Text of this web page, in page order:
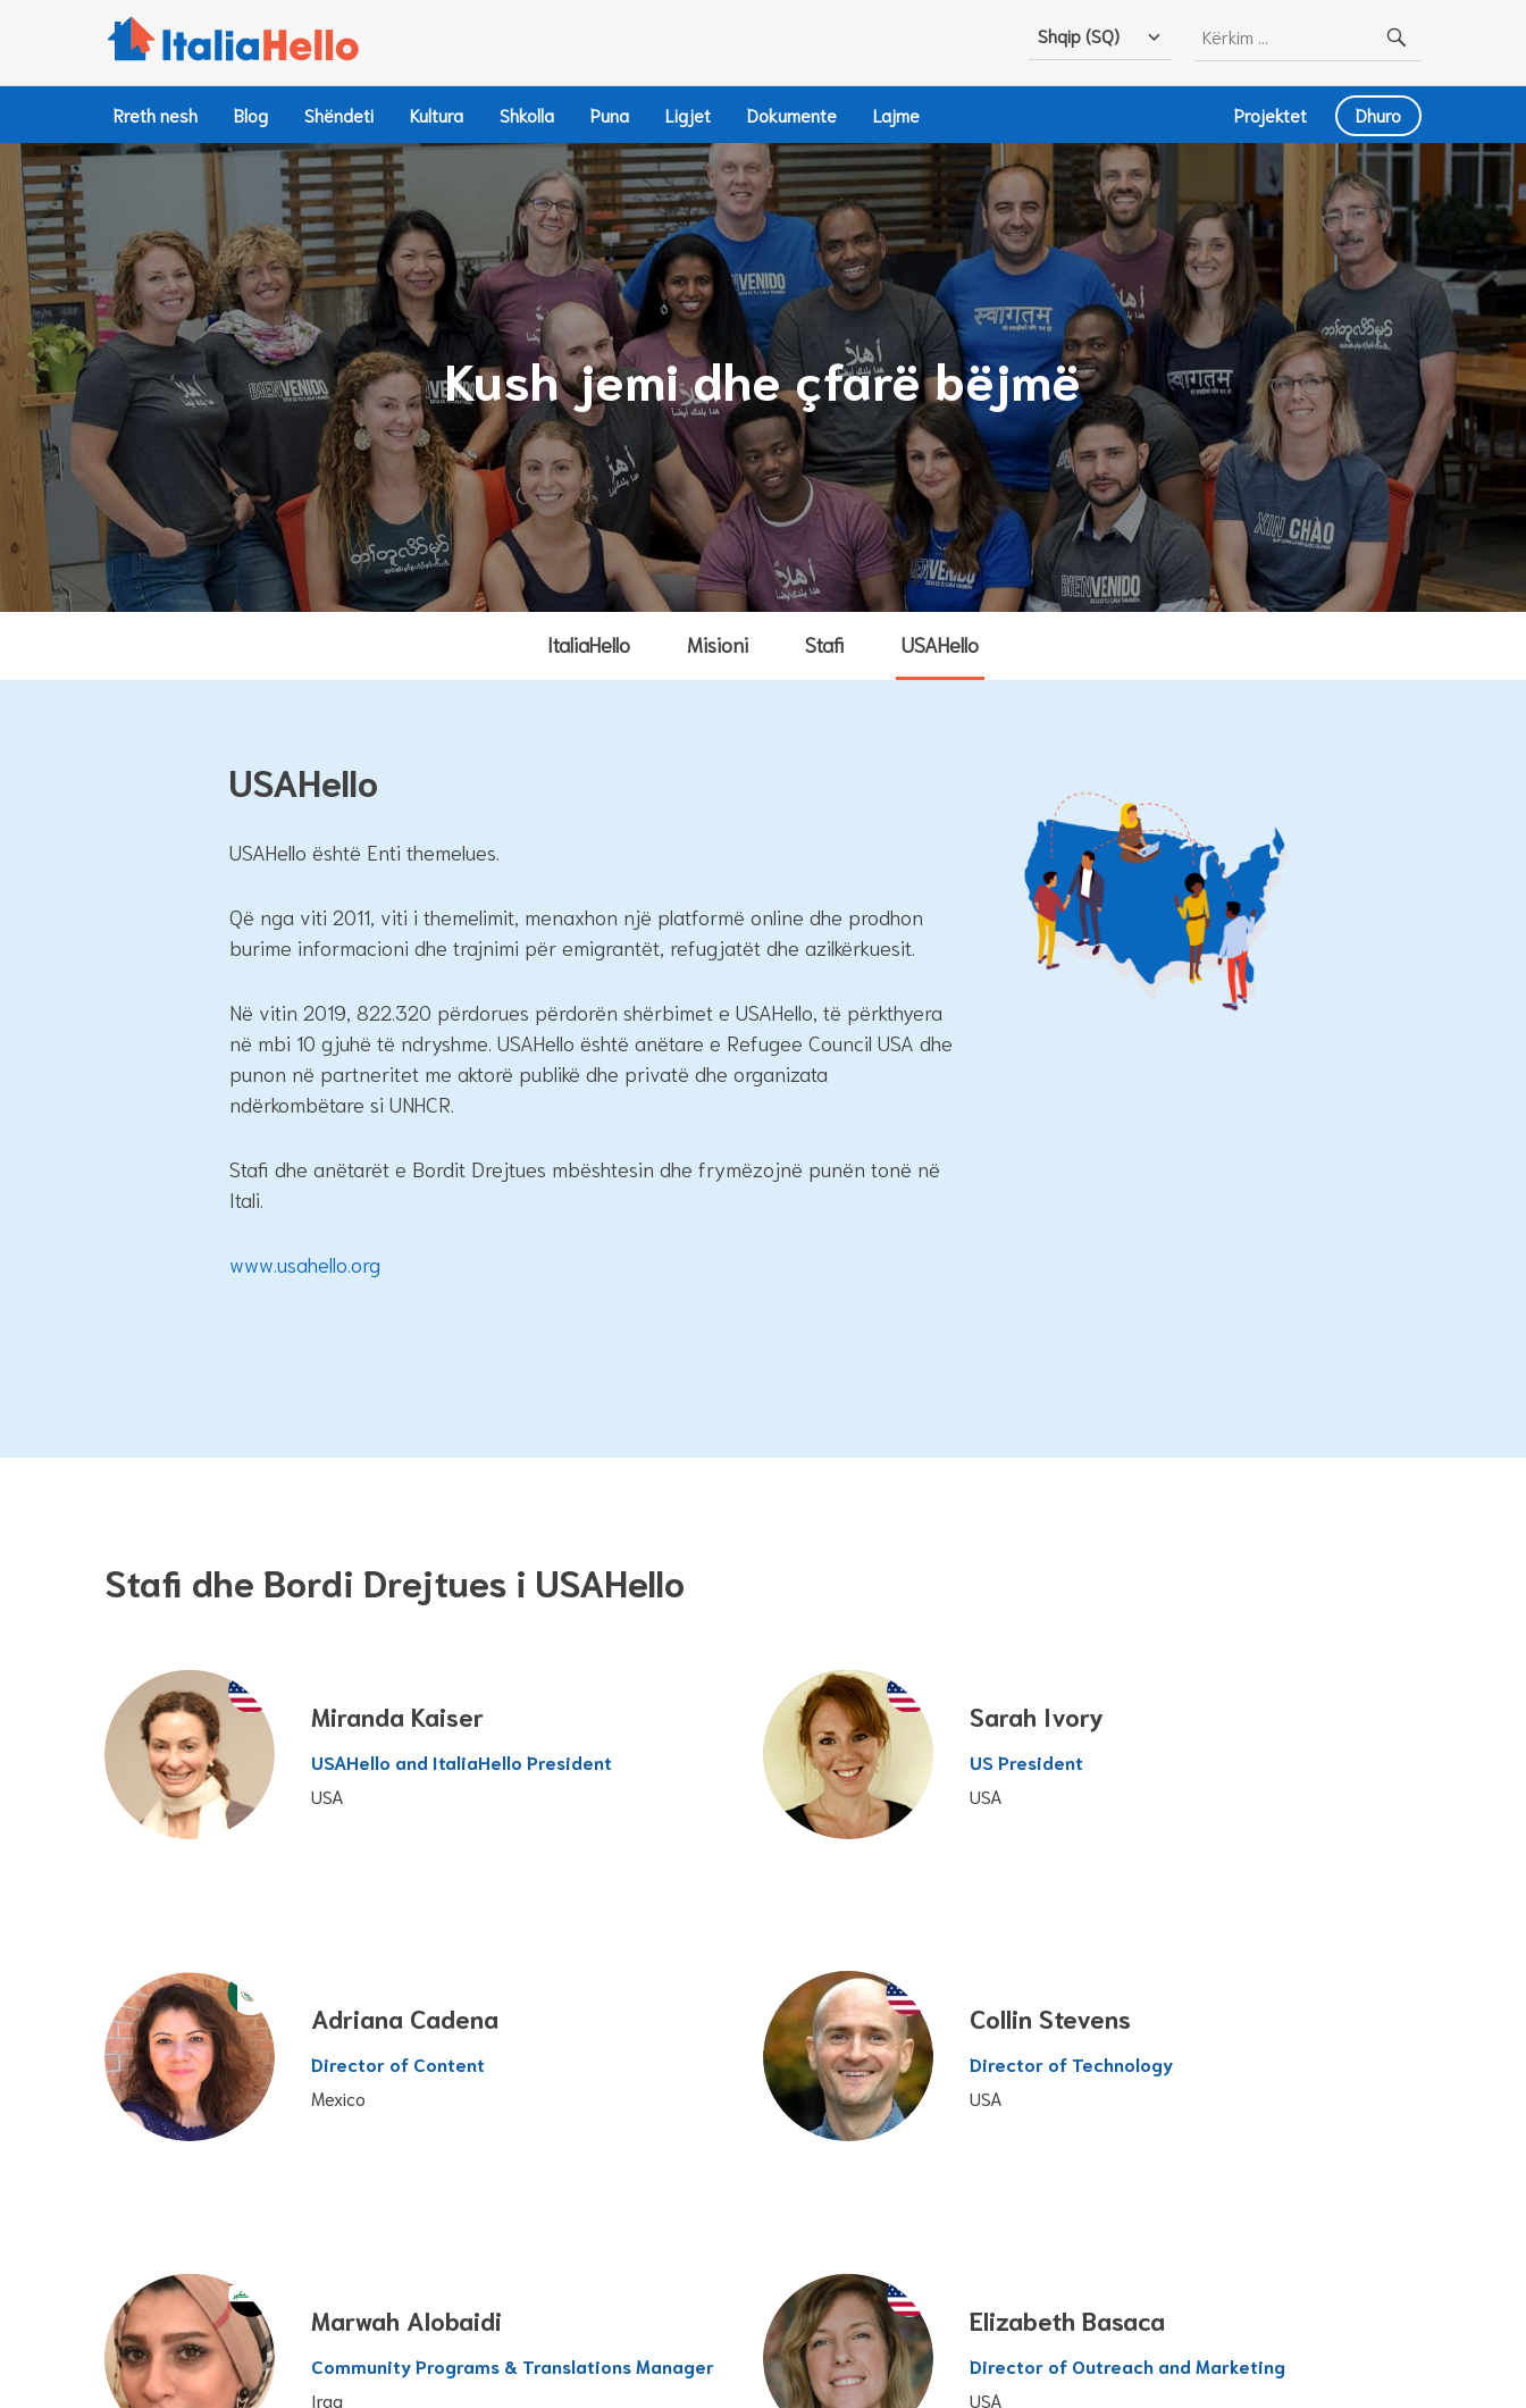
Kërko
për:
Shqip (SQ)
Rreth nesh Blog Shëndeti Kultura Shkolla Puna Ligjet Dokumente Lajme Projektet Dhuro
Kush jemi dhe çfarë bëjmë
ItaliaHello Misioni Stafi USAHello
USAHello
USAHello është Enti themelues.
Që nga viti 2011, viti i themelimit, menaxhon një platformë online dhe prodhon
burime informacioni dhe trajnimi për emigrantët, refugjatët dhe azilkërkuesit.
Në vitin 2019, 822.320 përdorues përdorën shërbimet e USAHello, të përkthyera
në mbi 10 gjuhë të ndryshme. USAHello është anëtare e Refugee Council USA dhe
punon në partneritet me aktorë publikë dhe privatë dhe organizata
ndërkombëtare si UNHCR.
Stafi dhe anëtarët e Bordit Drejtues mbështesin dhe frymëzojnë punën tonë në
Itali.
www.usahello.org
Stafi dhe Bordi Drejtues i USAHello
Miranda Kaiser
USAHello and ItaliaHello President
USA
Sarah Ivory
US President
USA
Adriana Cadena
Director of Content
Mexico
Collin Stevens
Director of Technology
USA
Marwah Alobaidi
Community Programs & Translations Manager
Iraq
Elizabeth Basaca
Director of Outreach and Marketing
USA